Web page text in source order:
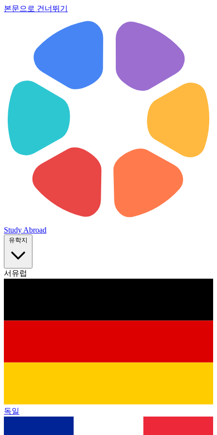
본문으로 건너뛰기
Study Abroad
서유럽
독일